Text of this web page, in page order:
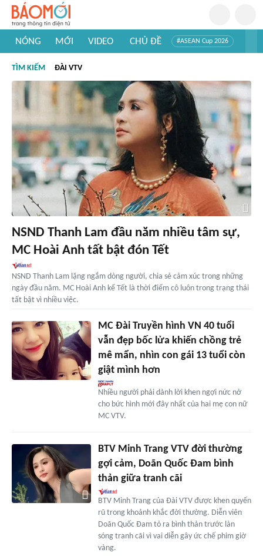
NÓNG MỚI VIDEO CHỦ ĐỀ #ASEAN Cup 2026
#Khám phá thế giới
TÌM KIẾM ĐÀI VTV
NSND Thanh Lam đầu năm nhiều tâm sự,
MC Hoài Anh tất bật đón Tết
NSND Thanh Lam lặng ngắm dòng người, chia sẻ cảm xúc trong những
ngày đầu năm. MC Hoài Anh kể Tết là thời điểm cô luôn trong trạng thái
tất bật vì nhiều việc.
MC Đài Truyền hình VN 40 tuổi
vẫn đẹp bốc lửa khiến chồng trẻ
mê mẩn, nhìn con gái 13 tuổi còn
giật mình hơn
Nhiều người phải dành lời khen ngợi nức nở
cho bức hình mới đây nhất của hai mẹ con nữ
MC VTV.
BTV Minh Trang VTV đời thường
gợi cảm, Doãn Quốc Đam bình
thản giữa tranh cãi
BTV Minh Trang của Đài VTV được khen quyến
rũ trong khoảnh khắc đời thường. Diễn viên
Doãn Quốc Đam tỏ ra bình thản trước làn
sóng tranh cãi vì vai diễn gây ức chế phim giờ
vàng.